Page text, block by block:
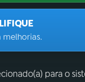
melhorias.
para o